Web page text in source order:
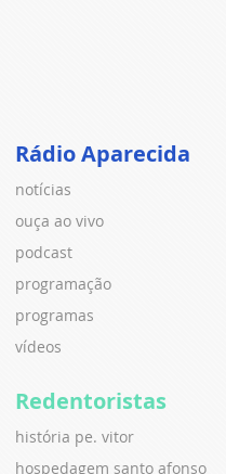
Rádio Aparecida
notícias
ouça ao vivo
podcast
programação
programas
vídeos
Redentoristas
história pe. vitor
hospedagem santo afonso